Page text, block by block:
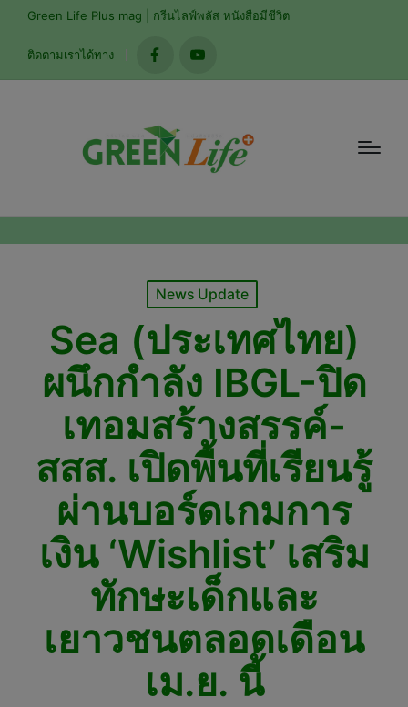
Green Life Plus mag | กรีนไลฟ์พลัส หนังสือมีชีวิต
ติดตามเราได้ทาง
facebookyoutube
Posted
News Update
Sea (ประเทศไทย)
ผนึกกำลัง IBGL-ปิด
เทอมสร้างสรรค์-
สสส. เปิดพื้นที่เรียนรู้
ผ่านบอร์ดเกมการ
เงิน ‘Wishlist’ เสริม
ทักษะเด็กและ
เยาวชนตลอดเดือน
เม.ย. นี้
modal-check